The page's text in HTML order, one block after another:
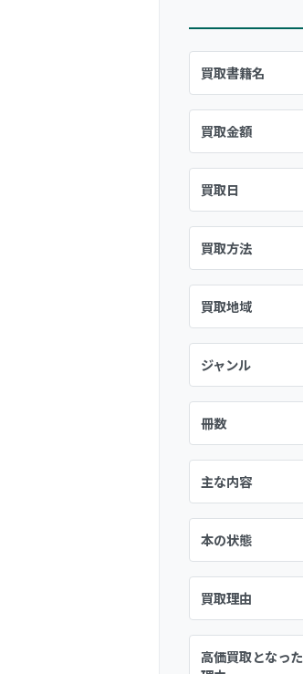
買取書籍名
買取金額
買取日
買取方法
買取地域
ジャンル
冊数
主な内容
本の状態
買取理由
高価買取となった